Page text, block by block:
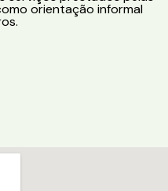
orientação informal